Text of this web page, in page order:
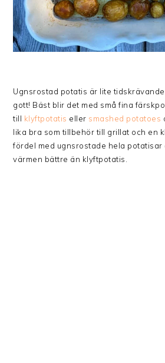
Ugnsrostad potatis är lite
gott! Bäst blir det med små fina
till klyftpotatis eller smashed potatoes
lika bra som tillbehör till grillat och en
fördel med ugnsrostade hela
värmen bättre än klyftpotatis.